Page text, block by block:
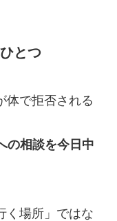
とつ
体で拒否される
の相談を今日中
く場所」ではな